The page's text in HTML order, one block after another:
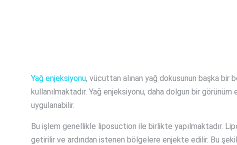
Yağ enjeksiyonu, vücuttan alınan yağ dokusunun başka
kullanılmaktadır. Yağ enjeksiyonu, daha dolgun bir
uygulanabilir.
Bu işlem genellikle liposuction ile birlikte yapılmaktadır.
getirilir ve ardından istenen bölgelere enjekte edilir. Bu